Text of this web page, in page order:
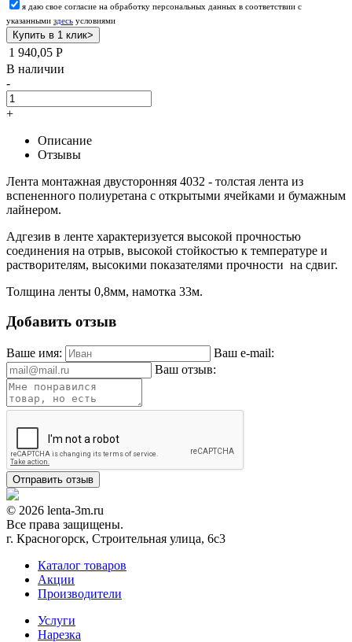
я даю свое согласие на обработку персональных данных в соответствии с
указанными здесь условиями
1 940,05 Р
В наличии
-
+
Описание
Отзывы
Лента монтажная двусторонняя 4032 - толстая лента из
вспененного полиуретана с открытыми ячейками и бумажным
лайнером.
Адгезив в ленте характеризуется высокой прочностью
соединения на отрыв, высокой стойкостью к температуре и
растворителям, высокими показателями прочности на сдвиг.
Толщина ленты 0,8мм, намотка 33м.
Добавить отзыв
Ваше имя:
Ваш e-mail:
Ваш отзыв:
© 2026 lenta-3m.ru
Все права защищены.
г. Красногорск, Строительная улица, 6с3
Каталог товаров
Акции
Производители
Услуги
Нарезка